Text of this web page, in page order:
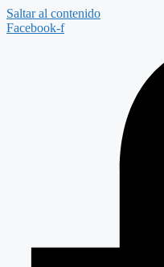
Saltar al contenido
Facebook-f